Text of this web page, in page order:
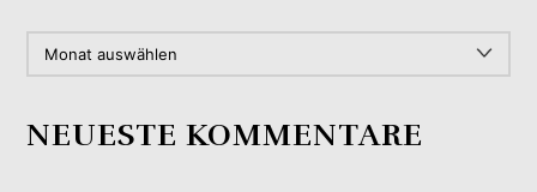
NEUESTE KOMMENTARE